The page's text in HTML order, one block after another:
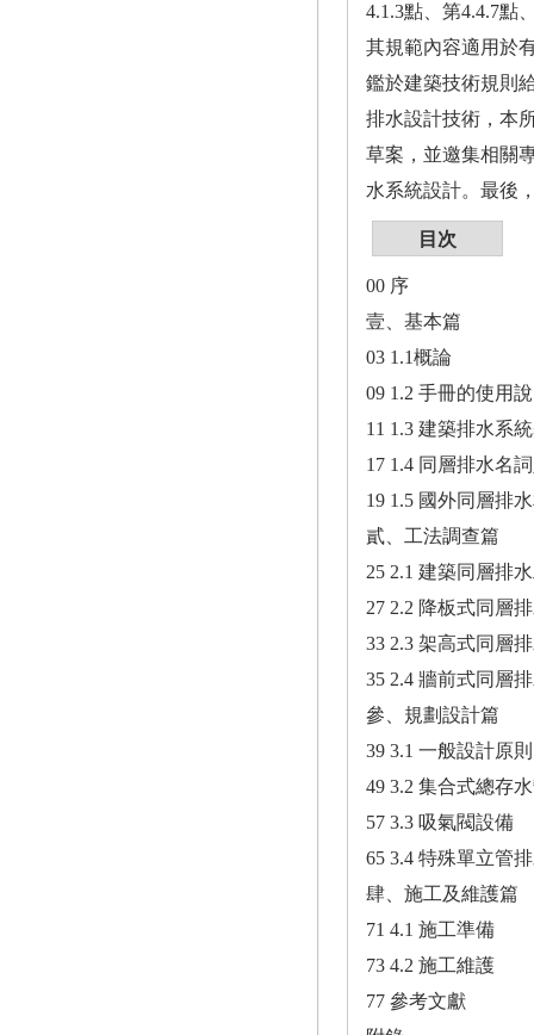
4.1.3點、第4.4.7點
其規範內容適用於
鑑於建築技術規則
排水設計技術，本
草案，並邀集相關
水系統設計。最後
目次
00 序
壹、基本篇
03 1.1概論
09 1.2 手冊的使用
11 1.3 建築排水系
17 1.4 同層排水名
19 1.5 國外同層排
貳、工法調查篇
25 2.1 建築同層排
27 2.2 降板式同層
33 2.3 架高式同層
35 2.4 牆前式同層
參、規劃設計篇
39 3.1 一般設計原則
49 3.2 集合式總存
57 3.3 吸氣閥設備
65 3.4 特殊單立管
肆、施工及維護篇
71 4.1 施工準備
73 4.2 施工維護
77 參考文獻